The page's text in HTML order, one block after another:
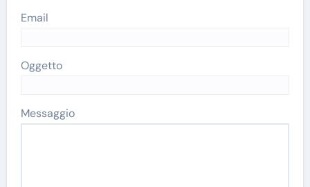
Email
Oggetto
Messaggio